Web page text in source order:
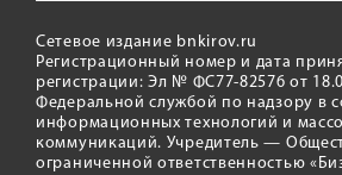
Сетевое издание bnkirov.ru
Регистрационный номер и дата
регистрации: Эл № ФС77-82576 от
Федеральной службой по надзору в
информационных технологий и
коммуникаций. Учредитель —
ограниченной ответственностью